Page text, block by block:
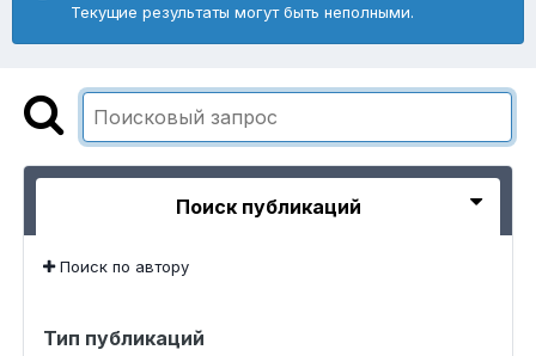
Текущие результаты могут быть неполными.
Поиск публикаций
Поиск по автору
Тип публикаций